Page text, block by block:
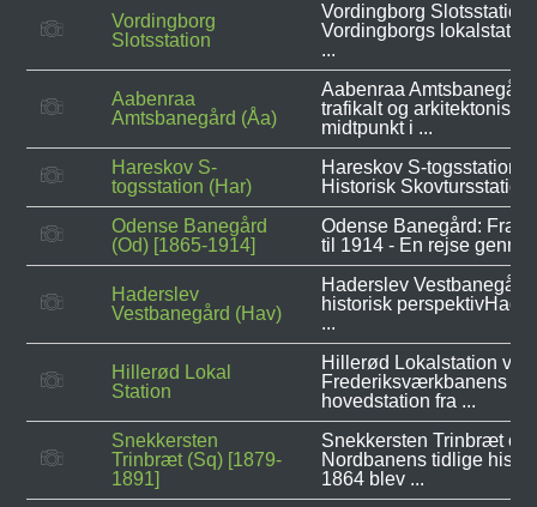
Vordingborg
Slotsstation
Vordingborg Slotsstation
Vordingborgs
...
Aabenraa
Amtsbanegård (Åa)
Aabenraa
trafikalt og arkitektonisk
midtpunkt i ...
Hareskov S-
togsstation (Har)
Hareskov S-togsstation
Historisk Skovtursstation
Odense Banegård
(Od) [1865-1914]
Odense Banegård: Fra
til 1914 - En rejse
Haderslev
Vestbanegård (Hav)
Haderslev Vestbanegård
historisk
...
Hillerød Lokal
Station
Hillerød Lokalstation var
Frederiksværkbanens
hovedstation fra ...
Snekkersten
Trinbræt (Sq) [1879-
1891]
Snekkersten Trinbræt og
Nordbanens tidlige
1864 blev ...